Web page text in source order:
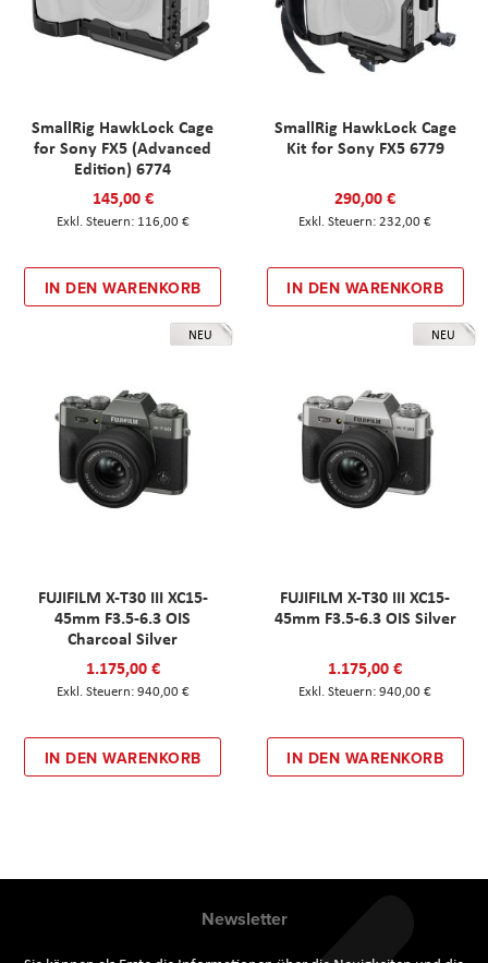
SmallRig HawkLock Cage
for Sony FX5 (Advanced
Edition) 6774
145,00 €
116,00 €
IN DEN WARENKORB
SmallRig HawkLock Cage
Kit for Sony FX5 6779
290,00 €
232,00 €
IN DEN WARENKORB
NEU
FUJIFILM X-T30 III XC15-
45mm F3.5-6.3 OIS
Charcoal Silver
1.175,00 €
940,00 €
IN DEN WARENKORB
NEU
FUJIFILM X-T30 III XC15-
45mm F3.5-6.3 OIS Silver
1.175,00 €
940,00 €
IN DEN WARENKORB
Newsletter